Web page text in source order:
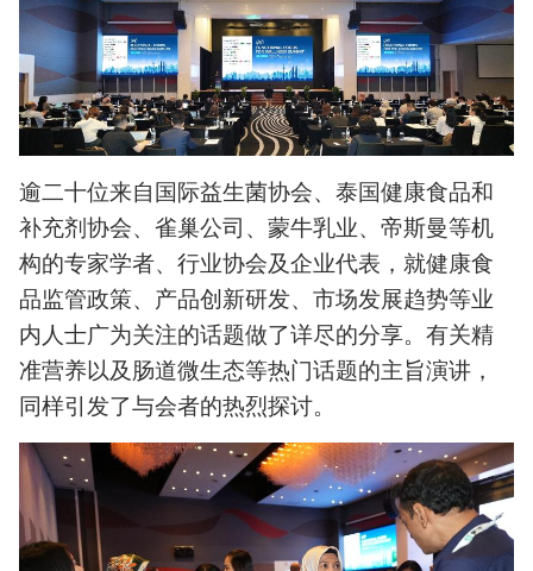
逾二十位来自国际益生菌协会、泰国健康食品和
补充剂协会、雀巢公司、蒙牛乳业、帝斯曼等机
构的专家学者、行业协会及企业代表，就健康食
品监管政策、产品创新研发、市场发展趋势等业
内人士广为关注的话题做了详尽的分享。有关精
准营养以及肠道微生态等热门话题的主旨演讲，
同样引发了与会者的热烈探讨。